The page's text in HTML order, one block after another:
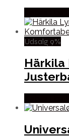
Udsalg 9%
Härkila